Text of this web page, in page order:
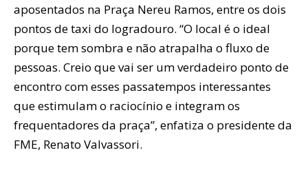
aposentados na Praça Nereu Ramos, entre os dois
pontos de taxi do logradouro. “O local é o ideal
porque tem sombra e não atrapalha o fluxo de
pessoas. Creio que vai ser um verdadeiro ponto de
encontro com esses passatempos interessantes
que estimulam o raciocínio e integram os
frequentadores da praça”, enfatiza o presidente da
FME, Renato Valvassori.